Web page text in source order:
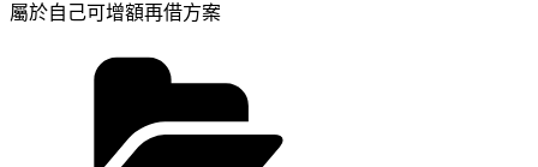
屬於自己可增額再借方案